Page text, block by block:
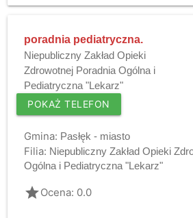
poradnia pediatryczna.
Niepubliczny Zakład Opieki
Zdrowotnej Poradnia Ogólna i
Pediatryczna "Lekarz"
POKAŻ TELEFON
Gmina: Pasłęk - miasto
Filia: Niepubliczny Zakład Opieki
Ogólna i Pediatryczna "Lekarz"
gradeOcena: 0.0